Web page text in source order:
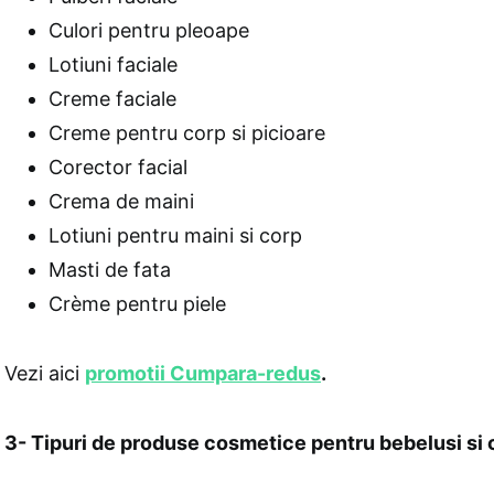
Culori pentru pleoape
Lotiuni faciale
Creme faciale
Creme pentru corp si picioare
Corector facial
Crema de maini
Lotiuni pentru maini si corp
Masti de fata
Crème pentru piele
Vezi aici promotii Cumpara-redus.
3- Tipuri de produse cosmetice pentru bebelusi si